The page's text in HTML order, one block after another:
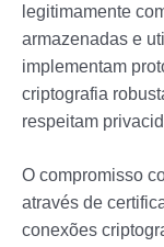
legitimamente
armazenadas e
implementam
criptografia
respeitam
O compromisso
através de
conexões